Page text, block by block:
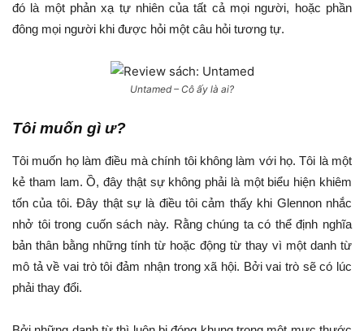
đó là một phản xạ tự nhiên của tất cả mọi người, hoặc phần
đông mọi người khi được hỏi một câu hỏi tương tự.
Untamed – Cô ấy là ai?
Tôi muốn gì ư?
Tôi muốn họ làm điều mà chính tôi không làm với họ. Tôi là một
kẻ tham lam. Ồ, đây thật sự không phải là một biểu hiện khiêm
tốn của tôi. Đây thật sự là điều tôi cảm thấy khi Glennon nhắc
nhở tôi trong cuốn sách này. Rằng chúng ta có thể định nghĩa
bản thân bằng những tính từ hoặc động từ thay vì một danh từ
mô tả về vai trò tôi đảm nhận trong xã hội. Bởi vai trò sẽ có lúc
phải thay đổi.